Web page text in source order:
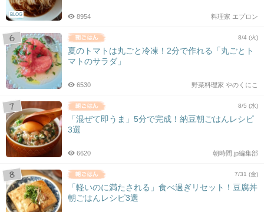
BLOG 料理家 エプロン
8954
8/4 (火)
夏のトマトは丸ごと冷凍！2分で作れる「丸ごとト
マトのサラダ」
野菜料理家 やのくにこ
6530
8/5 (水)
「混ぜて即うま」5分で完成！納豆朝ごはんレシピ
3選
朝時間.jp編集部
6620
7/31 (金)
「軽いのに満たされる」食べ過ぎリセット！豆腐丼
朝ごはんレシピ3選